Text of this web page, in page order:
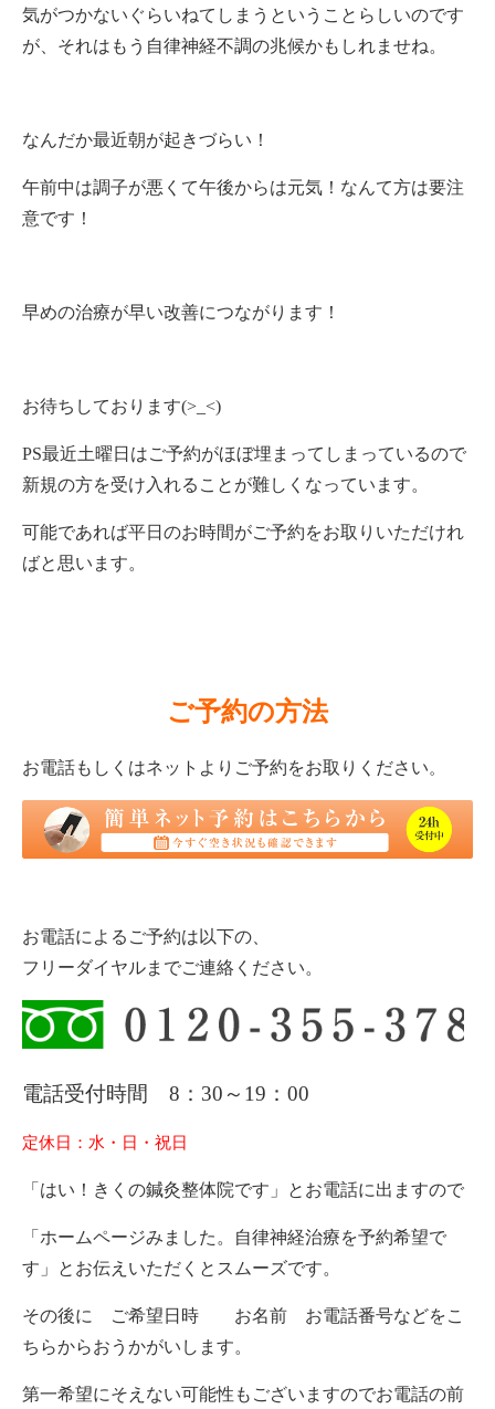
気がつかないぐらいねてしまうということらしいのです
が、それはもう自律神経不調の兆候かもしれませね。
なんだか最近朝が起きづらい！
午前中は調子が悪くて午後からは元気！なんて方は要注
意です！
早めの治療が早い改善につながります！
お待ちしております(>_<)
PS最近土曜日はご予約がほぼ埋まってしまっているので
新規の方を受け入れることが難しくなっています。
可能であれば平日のお時間がご予約をお取りいただけれ
ばと思います。
ご予約の方法
お電話もしくはネットよりご予約をお取りください。
お電話によるご予約は以下の、
フリーダイヤルまでご連絡ください。
電話受付時間 8：30～19：00
定休日：水・日・祝日
「はい！きくの鍼灸整体院です」とお電話に出ますので
「ホームページみました。自律神経治療を予約希望で
す」とお伝えいただくとスムーズです。
その後に ご希望日時 お名前 お電話番号などをこ
ちらからおうかがいします。
第一希望にそえない可能性もございますのでお電話の前